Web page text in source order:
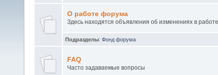
О работе форума
Здесь находятся объявления об изменениях в
Подразделы: Фонд форума
FAQ
Часто задаваемые вопросы